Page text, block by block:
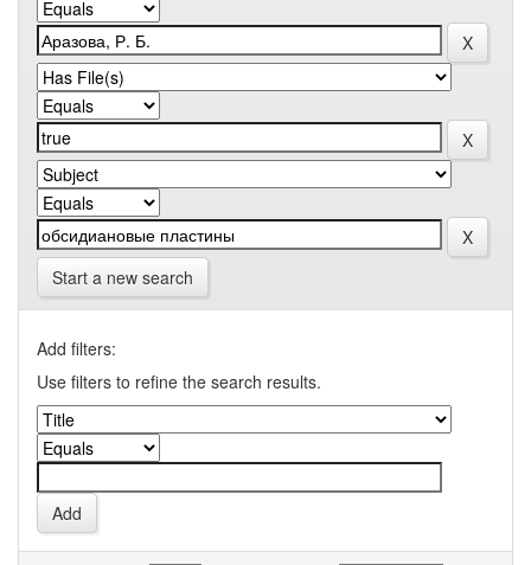
Start a new search
Add filters:
Use filters to refine the search results.